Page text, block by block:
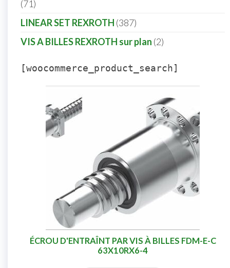
71
LINEAR SET REXROTH 387
VIS A BILLES REXROTH sur plan 2
[woocommerce_product_search]
ÉCROU D'ENTRAÎNT PAR VIS À BILLES FDM-E-C
63X10RX6-4